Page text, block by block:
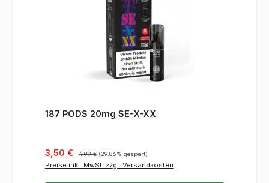
187 PODS 20mg SE-X-XX
Verkaufspreis:
3,50 € Regulärer Preis:
4,99 € (29.86% gespart)
Preise inkl. MwSt. zzgl. Versandkosten